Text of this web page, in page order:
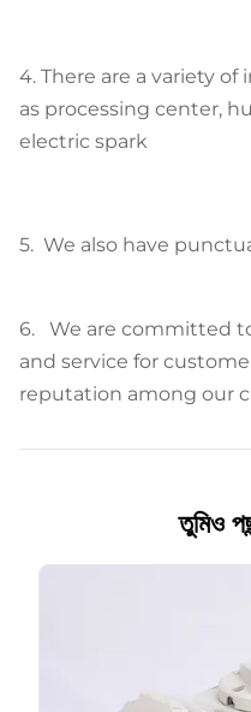
4. There are a variety
as processing center,
electric spark
5. We also have
6. We are committed
and service for
reputation among our
তুমিও